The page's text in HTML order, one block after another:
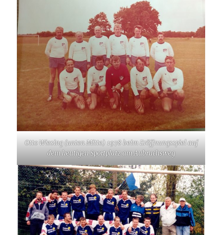
Otto Wiesing (unten Mitte) 1978 beim Eröffnungsspiel auf
dem heutigen Sportplatz am Aubruchsweg